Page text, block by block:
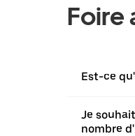
Foire
Est-ce
Je
nombre